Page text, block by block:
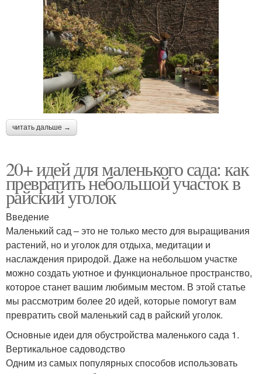
читать дальше →
20+ идей для маленького сада: как
превратить небольшой участок в
райский уголок
Введение
Маленький сад – это не только место для выращивания
растений, но и уголок для отдыха, медитации и
наслаждения природой. Даже на небольшом участке
можно создать уютное и функциональное пространство,
которое станет вашим любимым местом. В этой статье
мы рассмотрим более 20 идей, которые помогут вам
превратить свой маленький сад в райский уголок.
Основные идеи для обустройства маленького сада 1.
Вертикальное садоводство
Одним из самых популярных способов использовать